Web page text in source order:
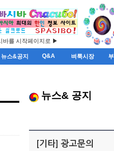
바를 시작페이지로 ▶
뉴스&공지 Q&A 벼룩시장
뉴스& 공지
[기타] 광고문의